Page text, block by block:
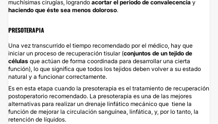
muchísimas cirugías, logrando acortar el periodo de convalecencia y
haciendo que éste sea menos doloroso.
PRESOTERAPIA
Una vez transcurrido el tiempo recomendado por el médico, hay que
iniciar un proceso de recuperación tisular (conjuntos de un tejido de
células que actúan de forma coordinada para desarrollar una cierta
función), lo que significa que todos los tejidos deben volver a su estado
natural y a funcionar correctamente.
Es en esta etapa cuando la presoterapia es el tratamiento de recuperación
postoperatorio recomendado. La presoterapia es una de las mejores
alternativas para realizar un drenaje linfático mecánico que tiene la
función de mejorar la circulación sanguínea, linfática, y, por lo tanto, la
retención de líquidos.